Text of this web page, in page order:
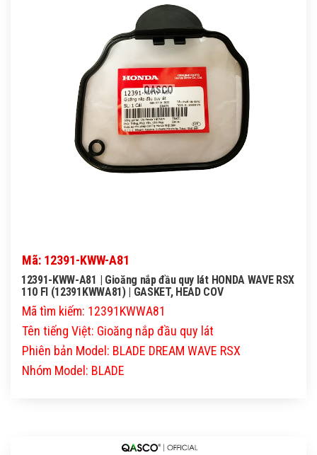
QASCO
Mã: 12391-KWW-A81
12391-KWW-A81 | Gioăng nắp đầu quy lát HONDA WAVE RSX
110 FI (12391KWWA81) | GASKET, HEAD COV
Mã tìm kiếm: 12391KWWA81
Tên tiếng Việt: Gioăng nắp đầu quy lát
Phiên bản Model: BLADE DREAM WAVE RSX
Nhóm Model: BLADE